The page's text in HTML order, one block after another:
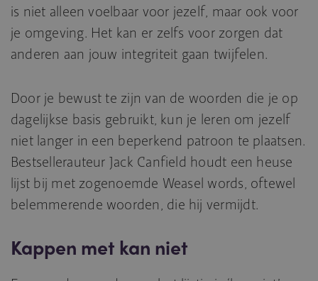
is niet alleen voelbaar voor jezelf, maar ook voor
je omgeving. Het kan er zelfs voor zorgen dat
anderen aan jouw integriteit gaan twijfelen.
Door je bewust te zijn van de woorden die je op
dagelijkse basis gebruikt, kun je leren om jezelf
niet langer in een beperkend patroon te plaatsen.
Bestsellerauteur Jack Canfield houdt een heuse
lijst bij met zogenoemde Weasel words, oftewel
belemmerende woorden, die hij vermijdt.
Kappen met kan niet